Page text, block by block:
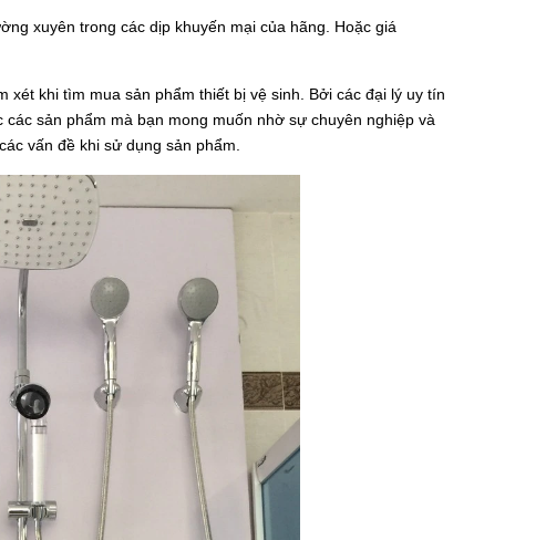
xuyên trong các dịp khuyến mại của hãng. Hoặc giá
khi tìm mua sản phẩm thiết bị vệ sinh. Bởi các đại lý uy tín
sản phẩm mà bạn mong muốn nhờ sự chuyên nghiệp và
vấn đề khi sử dụng sản phẩm.